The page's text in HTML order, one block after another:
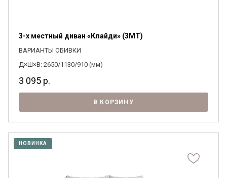
3-х местный диван «Клайди» (3MT)
ВАРИАНТЫ ОБИВКИ
Д×Ш×В: 2650/1130/910 (мм)
3 095 р.
В КОРЗИНУ
НОВИНКА